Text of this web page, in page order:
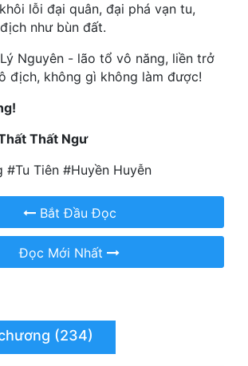
lỗi đại quân, đại phá vạn tu,
như bùn đất.
Nguyên - lão tổ vô năng, liền trở
địch, không gì không làm được!
Thất Ngư
#Tu Tiên #Huyền Huyễn
Bắt Đầu Đọc
Đọc Mới Nhất
(234)